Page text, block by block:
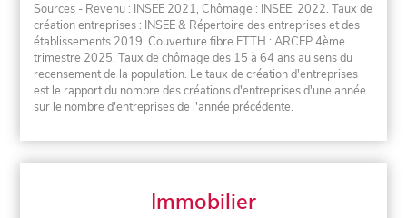
Sources - Revenu : INSEE 2021, Chômage : INSEE, 2022. Taux de
création entreprises : INSEE & Répertoire des entreprises et des
établissements 2019. Couverture fibre FTTH : ARCEP 4ème
trimestre 2025. Taux de chômage des 15 à 64 ans au sens du
recensement de la population. Le taux de création d'entreprises
est le rapport du nombre des créations d'entreprises d'une année
sur le nombre d'entreprises de l'année précédente.
Immobilier